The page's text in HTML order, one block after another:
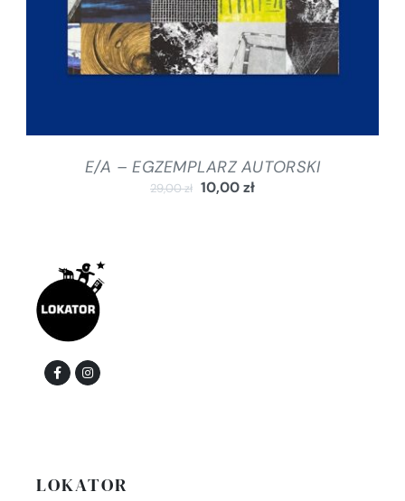
E/A – EGZEMPLARZ AUTORSKI
29,00zł 10,00zł
LOKATOR